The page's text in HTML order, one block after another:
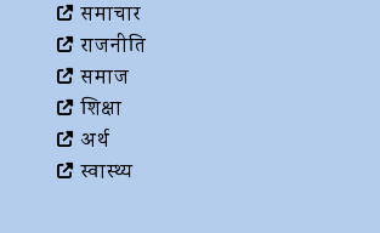
समाचार
राजनीति
समाज
शिक्षा
अर्थ
स्वास्थ्य